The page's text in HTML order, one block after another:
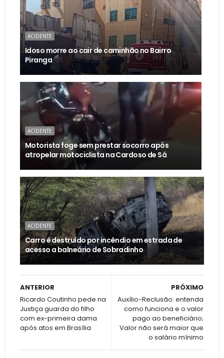
ACIDENTE
Idoso morre ao cair de caminhão no Bairro
Piranga
ACIDENTE
Motorista foge sem prestar socorro após
atropelar motociclista na Cardoso de Sá
ACIDENTE
Carro é destruído por incêndio em estrada de
acesso a balneário de Sobradinho
PRÓXIMO
Auxílio-Reclusão: entenda
como funciona e o valor
pago ao beneficiário;
Valor não será maior que
o salário mínimo
ANTERIOR
Ricardo Coutinho pede na
Justiça guarda do filho
com ex-primeira dama
após atos em Brasília